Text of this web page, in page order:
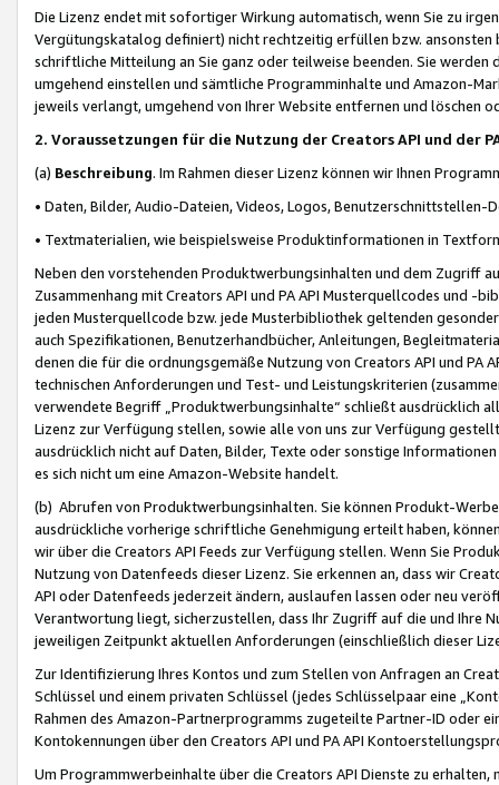
Die Lizenz endet mit sofortiger Wirkung automatisch, wenn Sie zu
Vergütungskatalog definiert) nicht rechtzeitig erfüllen bzw. ansonsten
schriftliche Mitteilung an Sie ganz oder teilweise beenden. Sie werden
umgehend einstellen und sämtliche Programminhalte und Amazon-
jeweils verlangt, umgehend von Ihrer Website entfernen und löschen
2. Voraussetzungen für die Nutzung der Creators API und der
(a) Beschreibung. Im Rahmen dieser Lizenz können wir Ihnen
• Daten, Bilder, Audio-Dateien, Videos, Logos, Benutzerschnittstellen-
• Textmaterialien, wie beispielsweise Produktinformationen in
Neben den vorstehenden Produktwerbungsinhalten und dem Zugriff
Zusammenhang mit Creators API und PA API Musterquellcodes und
jeden Musterquellcode bzw. jede Musterbibliothek geltenden
auch Spezifikationen, Benutzerhandbücher, Anleitungen,
denen die für die ordnungsgemäße Nutzung von Creators API und PA
technischen Anforderungen und Test- und Leistungskriterien
verwendete Begriff „Produktwerbungsinhalte“ schließt ausdrücklich
Lizenz zur Verfügung stellen, sowie alle von uns zur Verfügung
ausdrücklich nicht auf Daten, Bilder, Texte oder sonstige
es sich nicht um eine Amazon-Website handelt.
(b) Abrufen von Produktwerbungsinhalten. Sie können Produkt-
ausdrückliche vorherige schriftliche Genehmigung erteilt haben,
wir über die Creators API Feeds zur Verfügung stellen. Wenn Sie
Nutzung von Datenfeeds dieser Lizenz. Sie erkennen an, dass wir
API oder Datenfeeds jederzeit ändern, auslaufen lassen oder neu
Verantwortung liegt, sicherzustellen, dass Ihr Zugriff auf die und Ihre
jeweiligen Zeitpunkt aktuellen Anforderungen (einschließlich dieser
Zur Identifizierung Ihres Kontos und zum Stellen von Anfragen an
Schlüssel und einem privaten Schlüssel (jedes Schlüsselpaar eine
Rahmen des Amazon-Partnerprogramms zugeteilte Partner-ID oder
Kontokennungen über den Creators API und PA API
Um Programmwerbeinhalte über die Creators API Dienste zu